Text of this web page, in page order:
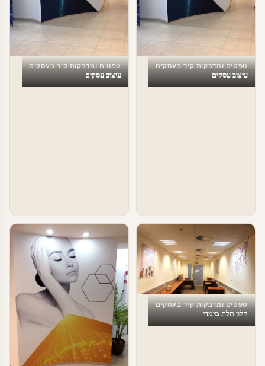
טפטים ומדבקות קיר בעסקים
עיצוב עסקים
טפטים ומדבקות קיר בעסקים
עיצוב עסקים
טפטים ומדבקות קיר בעסקים
חלון תלת מימדי